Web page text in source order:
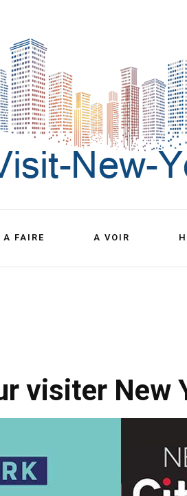
A FAIRE A VOIR
visiter New